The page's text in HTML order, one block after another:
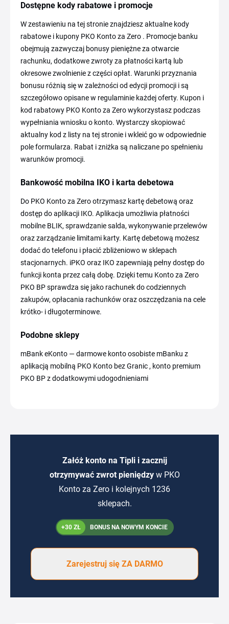
Dostępne kody rabatowe i promocje
W zestawieniu na tej stronie znajdziesz aktualne kody
rabatowe i kupony PKO Konto za Zero . Promocje banku
obejmują zazwyczaj bonusy pieniężne za otwarcie
rachunku, dodatkowe zwroty za płatności kartą lub
okresowe zwolnienie z części opłat. Warunki przyznania
bonusu różnią się w zależności od edycji promocji i są
szczegółowo opisane w regulaminie każdej oferty. Kupon i
kod rabatowy PKO Konto za Zero wykorzystasz podczas
wypełniania wniosku o konto. Wystarczy skopiować
aktualny kod z listy na tej stronie i wkleić go w odpowiednie
pole formularza. Rabat i zniżka są naliczane po spełnieniu
warunków promocji.
Bankowość mobilna IKO i karta debetowa
Do PKO Konto za Zero otrzymasz kartę debetową oraz
dostęp do aplikacji IKO. Aplikacja umożliwia płatności
mobilne BLIK, sprawdzanie salda, wykonywanie przelewów
oraz zarządzanie limitami karty. Kartę debetową możesz
dodać do telefonu i płacić zbliżeniowo w sklepach
stacjonarnych. iPKO oraz IKO zapewniają pełny dostęp do
funkcji konta przez całą dobę. Dzięki temu Konto za Zero
PKO BP sprawdza się jako rachunek do codziennych
zakupów, opłacania rachunków oraz oszczędzania na cele
krótko- i długoterminowe.
Podobne sklepy
mBank eKonto — darmowe konto osobiste mBanku z
aplikacją mobilną PKO Konto bez Granic , konto premium
PKO BP z dodatkowymi udogodnieniami
Załóż konto na Tipli i zacznij
otrzymywać zwrot pieniędzy w PKO
Konto za Zero i kolejnych 1236
sklepach.
+30 ZŁ BONUS NA NOWYM KONCIE
Zarejestruj się ZA DARMO